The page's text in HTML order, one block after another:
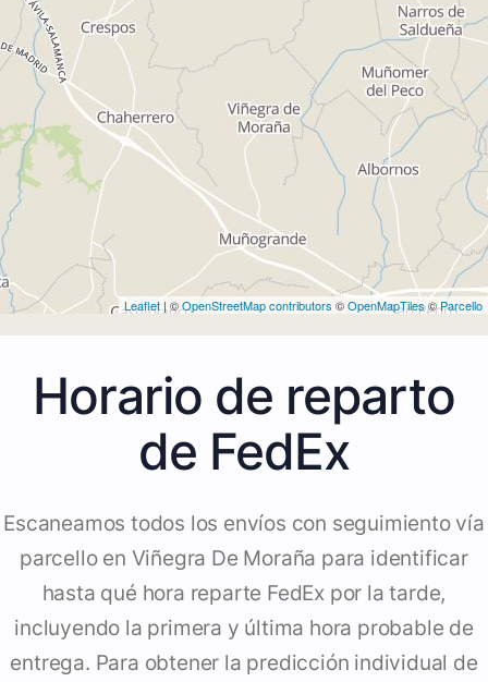
Leaflet | ©OpenStreetMap contributors ©OpenMapTiles©Parcello
Horario de reparto
de FedEx
Escaneamos todos los envíos con seguimiento vía
parcello en Viñegra De Moraña para identificar
hasta qué hora reparte FedEx por la tarde,
incluyendo la primera y última hora probable de
entrega. Para obtener la predicción individual de